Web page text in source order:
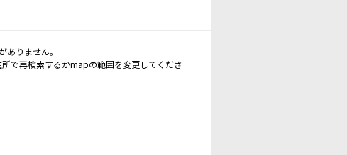
ありません。
で再検索するかmapの範囲を変更してくださ